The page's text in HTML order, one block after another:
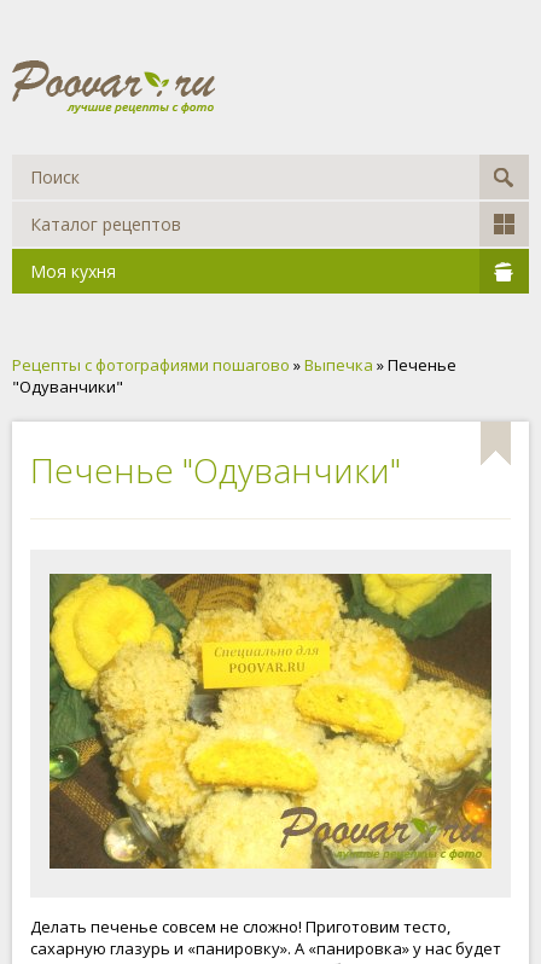
Каталог рецептов
Моя кухня
Рецепты с фотографиями пошагово »Выпечка » Печенье
"Одуванчики"
Печенье "Одуванчики"
Делать печенье совсем не сложно! Приготовим тесто,
сахарную глазурь и «панировку». А «панировка» у нас будет